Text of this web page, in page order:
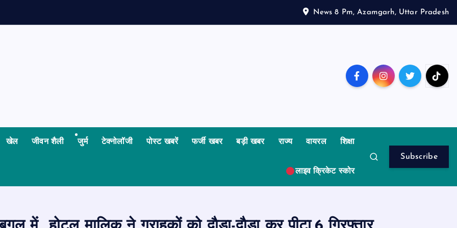
News 8 Pm, Azamgarh, Uttar Pradesh
खेल जीवन शैली जुर्म टेक्नोलॉजी पोस्ट खबरें फर्जी खबर बड़ी खबर राज्य वायरल शिक्षा
लाइव क्रिकेट स्कोर
Subscribe